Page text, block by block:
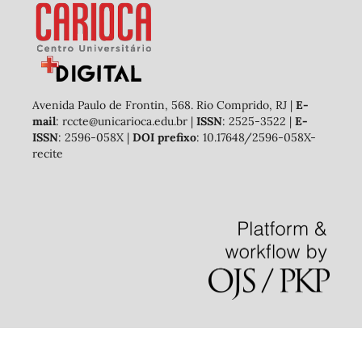
Avenida Paulo de Frontin, 568. Rio Comprido, RJ | E-
mail: rccte@unicarioca.edu.br | ISSN: 2525-3522 | E-
ISSN: 2596-058X | DOI prefixo: 10.17648/2596-058X-
recite